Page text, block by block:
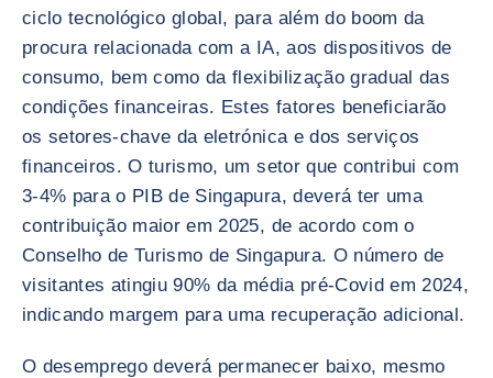
ciclo tecnológico global, para além do boom da
procura relacionada com a IA, aos dispositivos de
consumo, bem como da flexibilização gradual das
condições financeiras. Estes fatores beneficiarão
os setores-chave da eletrónica e dos serviços
financeiros. O turismo, um setor que contribui com
3-4% para o PIB de Singapura, deverá ter uma
contribuição maior em 2025, de acordo com o
Conselho de Turismo de Singapura. O número de
visitantes atingiu 90% da média pré-Covid em 2024,
indicando margem para uma recuperação adicional.
O desemprego deverá permanecer baixo, mesmo